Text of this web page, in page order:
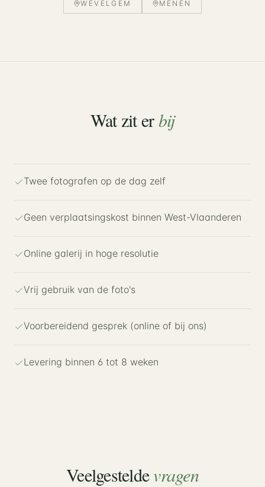
WEVELGEM MENEN
Wat zit erbij
Twee fotografen op de dag zelf
Geen verplaatsingskost binnen West-Vlaanderen
Online galerij in hoge resolutie
Vrij gebruik van de foto's
Voorbereidend gesprek (online of bij ons)
Levering binnen 6 tot 8 weken
Veelgesteldevragen